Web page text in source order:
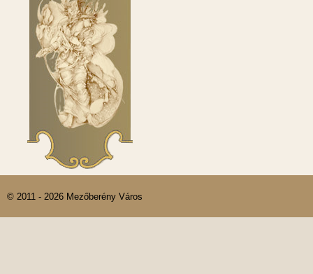
© 2011 - 2026 Mezőberény Város